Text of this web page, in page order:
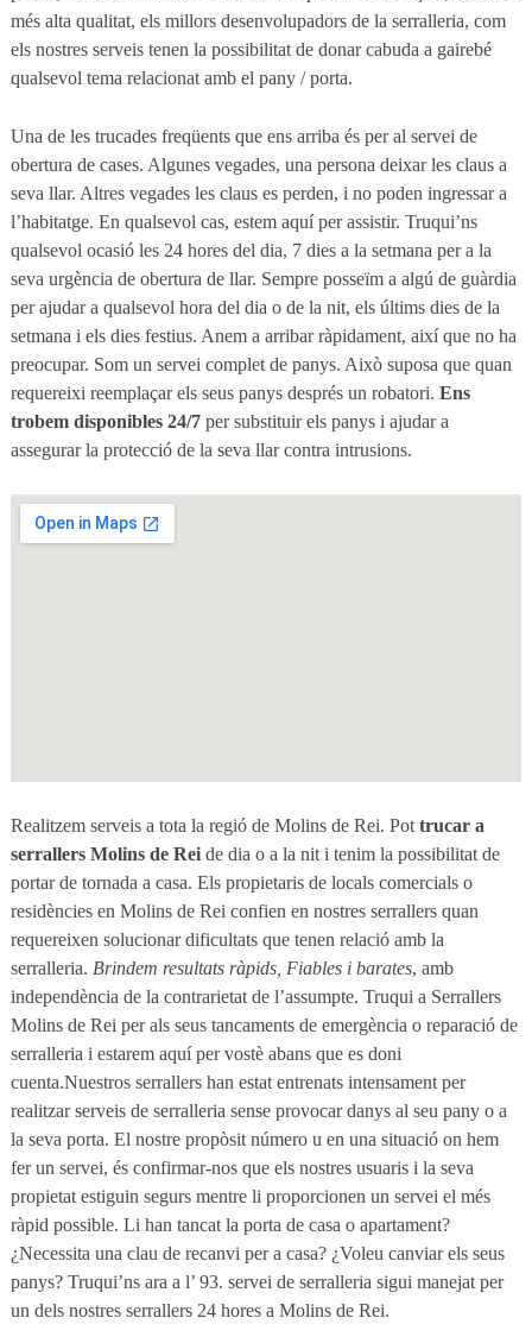
més alta qualitat, els millors desenvolupadors de la serralleria, com
els nostres serveis tenen la possibilitat de donar cabuda a gairebé
qualsevol tema relacionat amb el pany / porta.
Una de les trucades freqüents que ens arriba és per al servei de
obertura de cases. Algunes vegades, una persona deixar les claus a
seva llar. Altres vegades les claus es perden, i no poden ingressar a
l’habitatge. En qualsevol cas, estem aquí per assistir. Truqui’ns
qualsevol ocasió les 24 hores del dia, 7 dies a la setmana per a la
seva urgència de obertura de llar. Sempre posseïm a algú de guàrdia
per ajudar a qualsevol hora del dia o de la nit, els últims dies de la
setmana i els dies festius. Anem a arribar ràpidament, així que no ha
preocupar. Som un servei complet de panys. Això suposa que quan
requereixi reemplaçar els seus panys després un robatori. Ens
trobem disponibles 24/7per substituir els panys i ajudar a
assegurar la protecció de la seva llar contra intrusions.
Realitzem serveis a tota la regió de Molins de Rei. Pot trucar a
serrallers Molins de Reide dia o a la nit i tenim la possibilitat de
portar de tornada a casa. Els propietaris de locals comercials o
residències en Molins de Rei confien en nostres serrallers quan
requereixen solucionar dificultats que tenen relació amb la
serralleria. Brindem resultats ràpids, Fiables i barates, amb
independència de la contrarietat de l’assumpte. Truqui a Serrallers
Molins de Rei per als seus tancaments de emergència o reparació de
serralleria i estarem aquí per vostè abans que es doni
cuenta.Nuestros serrallers han estat entrenats intensament per
realitzar serveis de serralleria sense provocar danys al seu pany o a
la seva porta. El nostre propòsit número u en una situació on hem
fer un servei, és confirmar-nos que els nostres usuaris i la seva
propietat estiguin segurs mentre li proporcionen un servei el més
ràpid possible. Li han tancat la porta de casa o apartament?
¿Necessita una clau de recanvi per a casa? ¿Voleu canviar els seus
panys? Truqui’ns ara a l’ 93. servei de serralleria sigui manejat per
un dels nostres serrallers 24 hores a Molins de Rei.